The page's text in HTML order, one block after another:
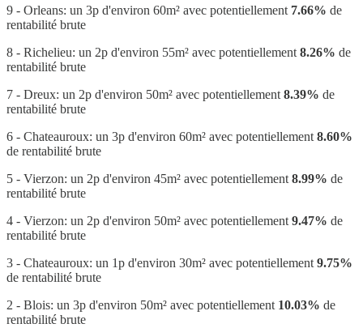
9 - Orleans: un 3p d'environ 60m² avec potentiellement 7.66% de
rentabilité brute
8 - Richelieu: un 2p d'environ 55m² avec potentiellement 8.26% de
rentabilité brute
7 - Dreux: un 2p d'environ 50m² avec potentiellement 8.39% de
rentabilité brute
6 - Chateauroux: un 3p d'environ 60m² avec potentiellement 8.60%
de rentabilité brute
5 - Vierzon: un 2p d'environ 45m² avec potentiellement 8.99% de
rentabilité brute
4 - Vierzon: un 2p d'environ 50m² avec potentiellement 9.47% de
rentabilité brute
3 - Chateauroux: un 1p d'environ 30m² avec potentiellement 9.75%
de rentabilité brute
2 - Blois: un 3p d'environ 50m² avec potentiellement 10.03% de
rentabilité brute